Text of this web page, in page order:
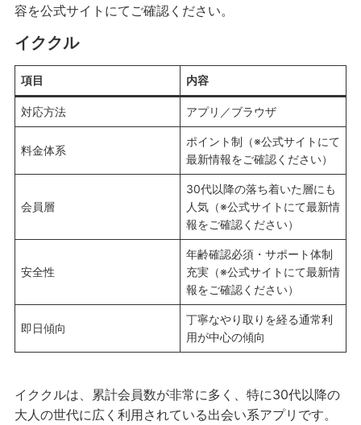
容を公式サイトにてご確認ください。
イククル
項目 内容
対応方法 アプリ／ブラウザ
料金体系
ポイント制（※公式サイトにて
最新情報をご確認ください）
会員層
30代以降の落ち着いた層にも
人気（※公式サイトにて最新情
報をご確認ください）
安全性
年齢確認必須・サポート体制
充実（※公式サイトにて最新情
報をご確認ください）
即日傾向
丁寧なやり取りを経る通常利
用が中心の傾向
イククルは、累計会員数が非常に多く、特に30代以降の
大人の世代に広く利用されている出会い系アプリです。